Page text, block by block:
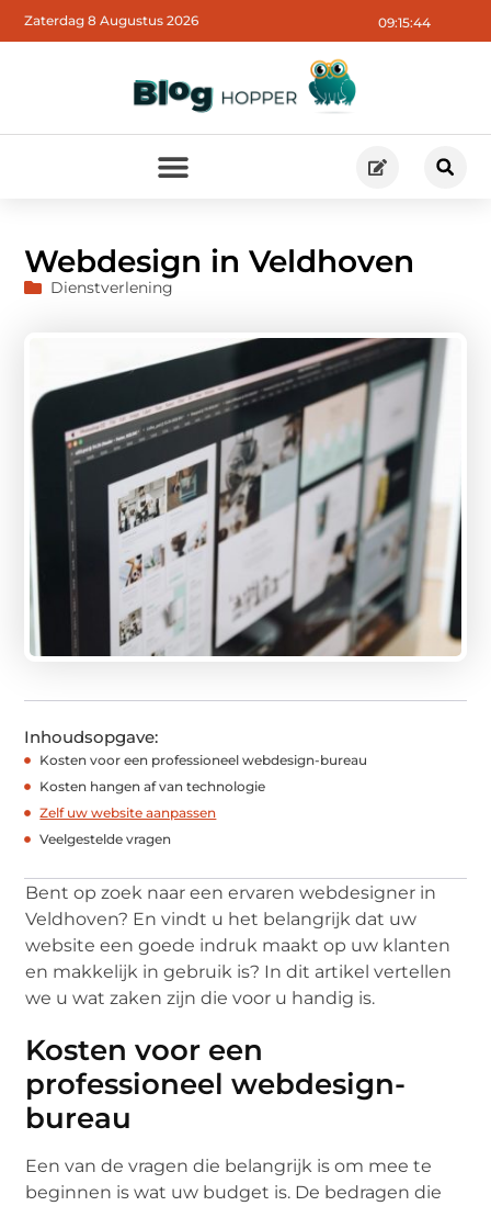
09:15:46
Zaterdag 8 Augustus 2026
Webdesign in Veldhoven
Dienstverlening
Inhoudsopgave:
Kosten voor een professioneel webdesign-bureau
Kosten hangen af van technologie
Zelf uw website aanpassen
Veelgestelde vragen
Bent op zoek naar een ervaren webdesigner in
Veldhoven? En vindt u het belangrijk dat uw
website een goede indruk maakt op uw klanten
en makkelijk in gebruik is? In dit artikel vertellen
we u wat zaken zijn die voor u handig is.
Kosten voor een
professioneel webdesign-
bureau
Een van de vragen die belangrijk is om mee te
beginnen is wat uw budget is. De bedragen die